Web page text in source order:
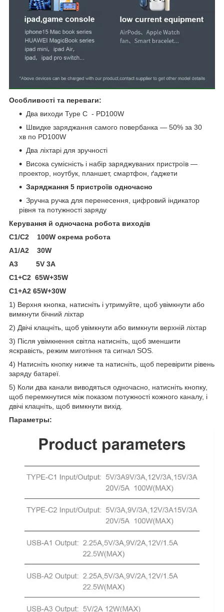
Особливості та переваги:
Два виходи Type C - PD100W
Швидке заряджання самого повербанка — 50% за 30
хв по PD100W
Два ліхтарі для зручності
Висока сумісність і набір заряджуваних пристроїв —
проектор, ноутбук, планшет, смартфон, ґаджети
Заряджання 5 пристроїв одночасно
Зручна ручка для перенесення, цифровий індикатор
рівня та потужності заряду
Керування й одночасна робота виходів
С1/С2 100W окрема робота
А1/А2 30W
A3 5V 3A
C1+C2 65W+35W
C1+A2 65W+30W
1) Верхня кнопка, натисніть і утримуйте, щоб увімкнути або
вимкнути бічний ліхтар
2) Двічі клацніть, щоб увімкнути або вимкнути верхній ліхтар
3) Після увімкнення світла натисніть, щоб зменшити
яскравість, режим миготіння та сигнал SOS.
4) Натисніть кнопку нижче та натисніть, щоб перевірити рівень
заряду батареї.
5) Коли два канали виводяться одночасно, натисніть кнопку,
щоб перемкнутися між показом потужності кожного каналу, і
двічі клацніть, щоб вимкнути вихід.
Параметры: